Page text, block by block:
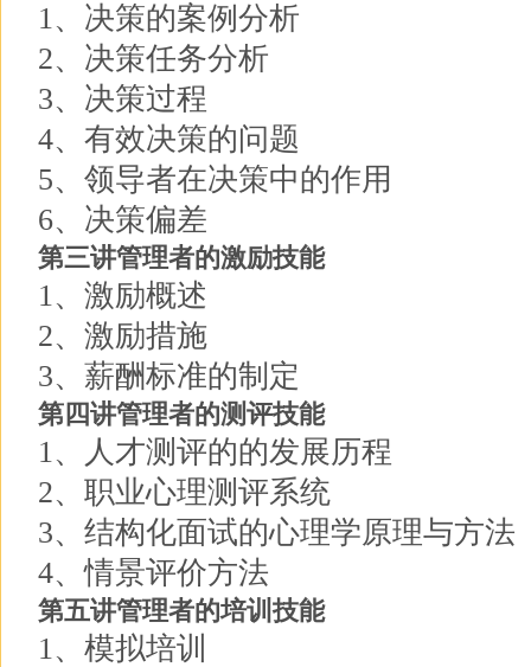
1、决策的案例分析
2、决策任务分析
3、决策过程
4、有效决策的问题
5、领导者在决策中的作用
6、决策偏差
第三讲管理者的激励技能
1、激励概述
2、激励措施
3、薪酬标准的制定
第四讲管理者的测评技能
1、人才测评的的发展历程
2、职业心理测评系统
3、结构化面试的心理学原理与方法
4、情景评价方法
第五讲管理者的培训技能
1、模拟培训